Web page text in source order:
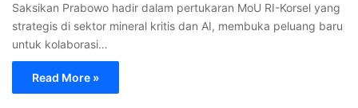
Saksikan Prabowo hadir dalam pertukaran MoU RI-Korsel yang
strategis di sektor mineral kritis dan AI, membuka peluang baru
untuk kolaborasi…
Read More »